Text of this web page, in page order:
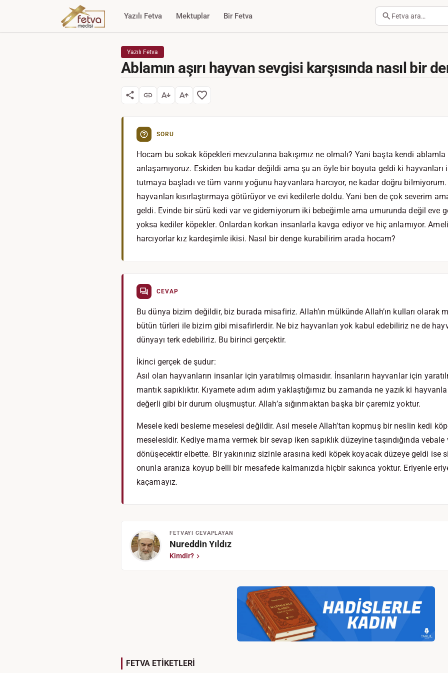
Yazılı Fetva Mektuplar Bir Fetva Fetva ara…
Yazılı Fetva
Ablamın aşırı hayvan sevgisi karşısında nasıl bir
SORU
Hocam bu sokak köpekleri mevzularına bakışımız ne olmalı? Yani başta kendi
anlaşamıyoruz. Eskiden bu kadar değildi ama şu an öyle bir boyuta geldi ki hayvanları
tutmaya başladı ve tüm varını yoğunu hayvanlara harcıyor, ne kadar doğru
hayvanları kısırlaştırmaya götürüyor ve evi kedilerle doldu. Yani ben de çok severim
geldi. Evinde bir sürü kedi var ve gidemiyorum iki bebeğimle ama umurunda değil eve
yoksa kediler köpekler. Onlardan korkan insanlarla kavga ediyor ve hiç anlamıyor.
harcıyorlar kız kardeşimle ikisi. Nasıl bir denge kurabilirim arada hocam?
CEVAP
Bu dünya bizim değildir, biz burada misafiriz. Allah’ın mülkünde Allah’ın kulları olarak
bütün türleri ile bizim gibi misafirlerdir. Ne biz hayvanları yok kabul edebiliriz ne de
dünyayı terk edebiliriz. Bu birinci gerçektir.
İkinci gerçek de şudur:
Asıl olan hayvanların insanlar için yaratılmış olmasıdır. İnsanların hayvanlar için
mantık sapıklıktır. Kıyamete adım adım yaklaştığımız bu zamanda ne yazık ki
değerli gibi bir durum oluşmuştur. Allah’a sığınmaktan başka bir çaremiz yoktur.
Mesele kedi besleme meselesi değildir. Asıl mesele Allah’tan kopmuş bir neslin kedi
meselesidir. Kediye mama vermek bir sevap iken sapıklık düzeyine taşındığında
dönüşecektir elbette. Bir yakınınız sizinle arasına kedi köpek koyacak düzeye geldi ise
onunla aranıza koyup belli bir mesafede kalmanızda hiçbir sakınca yoktur. Eriyenle
kaçamayız.
FETVAYI CEVAPLAYAN
Nureddin Yıldız
Kimdir?
FETVA ETİKETLERİ